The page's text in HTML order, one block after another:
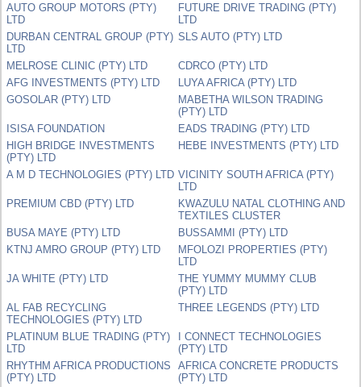
AUTO GROUP MOTORS (PTY)
LTD
FUTURE DRIVE TRADING (PTY)
LTD
DURBAN CENTRAL GROUP (PTY)
LTD
SLS AUTO (PTY) LTD
MELROSE CLINIC (PTY) LTD
CDRCO (PTY) LTD
AFG INVESTMENTS (PTY) LTD
LUYA AFRICA (PTY) LTD
GOSOLAR (PTY) LTD
MABETHA WILSON TRADING
(PTY) LTD
ISISA FOUNDATION
EADS TRADING (PTY) LTD
HIGH BRIDGE INVESTMENTS
(PTY) LTD
HEBE INVESTMENTS (PTY) LTD
A M D TECHNOLOGIES (PTY) LTD VICINITY SOUTH AFRICA (PTY)
LTD
PREMIUM CBD (PTY) LTD
KWAZULU NATAL CLOTHING AND
TEXTILES CLUSTER
BUSA MAYE (PTY) LTD
BUSSAMMI (PTY) LTD
KTNJ AMRO GROUP (PTY) LTD
MFOLOZI PROPERTIES (PTY)
LTD
JA WHITE (PTY) LTD
THE YUMMY MUMMY CLUB
(PTY) LTD
AL FAB RECYCLING
TECHNOLOGIES (PTY) LTD
THREE LEGENDS (PTY) LTD
PLATINUM BLUE TRADING (PTY)
LTD
I CONNECT TECHNOLOGIES
(PTY) LTD
RHYTHM AFRICA PRODUCTIONS
(PTY) LTD
AFRICA CONCRETE PRODUCTS
(PTY) LTD